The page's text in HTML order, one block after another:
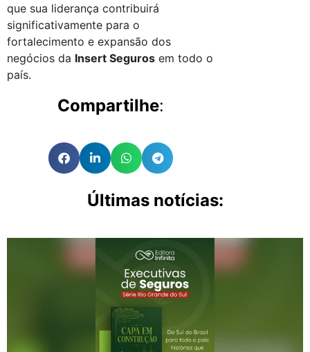
que sua liderança contribuirá
significativamente para o
fortalecimento e expansão dos
negócios da Insert Seguros em todo o
país.
Compartilhe:
Últimas notícias: